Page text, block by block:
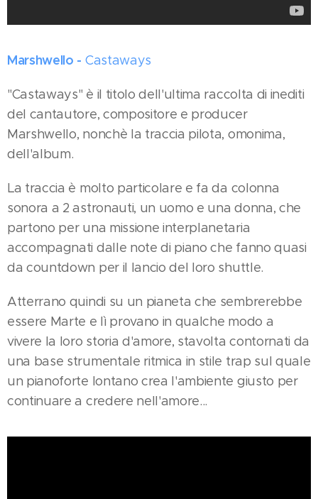
Marshwello - Castaways
"Castaways" è il titolo dell'ultima raccolta di inediti
del cantautore, compositore e producer
Marshwello, nonchè la traccia pilota, omonima,
dell'album.
La traccia è molto particolare e fa da colonna
sonora a 2 astronauti, un uomo e una donna, che
partono per una missione interplanetaria
accompagnati dalle note di piano che fanno quasi
da countdown per il lancio del loro shuttle.
Atterrano quindi su un pianeta che sembrerebbe
essere Marte e lì provano in qualche modo a
vivere la loro storia d'amore, stavolta contornati da
una base strumentale ritmica in stile trap sul quale
un pianoforte lontano crea l'ambiente giusto per
continuare a credere nell'amore...